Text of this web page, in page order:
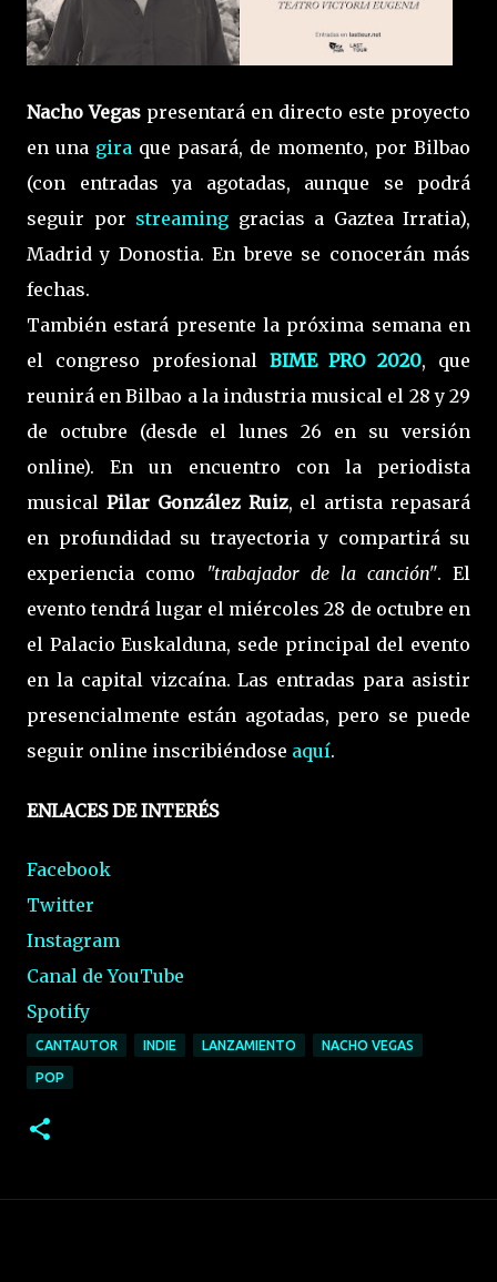
Nacho Vegas presentará en directo este proyecto
en una gira que pasará, de momento, por Bilbao
(con entradas ya agotadas, aunque se podrá
seguir por streaming gracias a Gaztea Irratia),
Madrid y Donostia. En breve se conocerán más
fechas.
También estará presente la próxima semana en
el congreso profesional BIME PRO 2020, que
reunirá en Bilbao a la industria musical el 28 y 29
de octubre (desde el lunes 26 en su versión
online). En un encuentro con la periodista
musical Pilar González Ruiz, el artista repasará
en profundidad su trayectoria y compartirá su
experiencia como "trabajador de la canción". El
evento tendrá lugar el miércoles 28 de octubre en
el Palacio Euskalduna, sede principal del evento
en la capital vizcaína. Las entradas para asistir
presencialmente están agotadas, pero se puede
seguir online inscribiéndose aquí.
ENLACES DE INTERÉS
Facebook
Twitter
Instagram
Canal de YouTube
Spotify
CANTAUTOR INDIE LANZAMIENTO NACHO VEGAS
POP